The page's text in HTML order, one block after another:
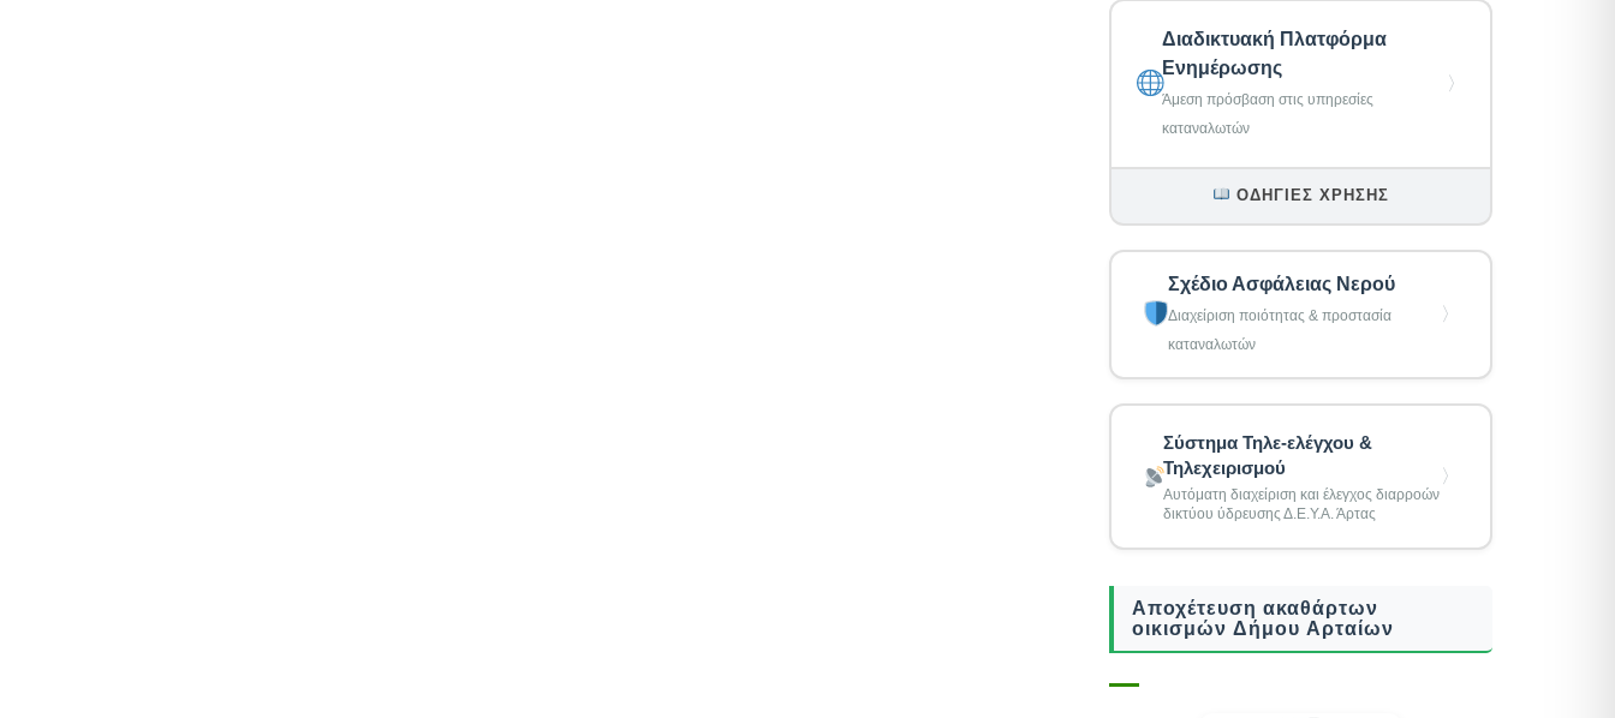
Διαδικτυακή Πλατφόρμα
Ενημέρωσης
Άμεση πρόσβαση στις υπηρεσίες
καταναλωτών
〉
ΟΔΗΓΊΕΣ ΧΡΉΣΗΣ
Σχέδιο Ασφάλειας Νερού
Διαχείριση ποιότητας & προστασία
καταναλωτών
〉
Σύστημα Τηλε-ελέγχου &
Τηλεχειρισμού
Αυτόματη διαχείριση και έλεγχος διαρροών
δικτύου ύδρευσης Δ.Ε.Υ.Α. Άρτας
〉
Αποχέτευση ακαθάρτων
οικισμών Δήμου Αρταίων